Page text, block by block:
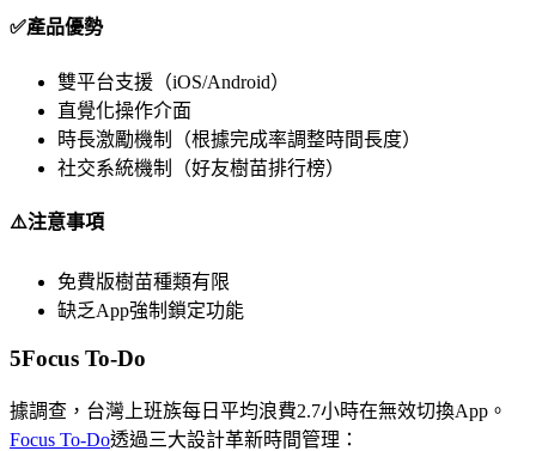
✅產品優勢
雙平台支援（iOS/Android）
直覺化操作介面
時長激勵機制（根據完成率調整時間長度）
社交系統機制（好友樹苗排行榜）
⚠️注意事項
免費版樹苗種類有限
缺乏App強制鎖定功能
5Focus To-Do
據調查，台灣上班族每日平均浪費2.7小時在無效切換App。
Focus To-Do透過三大設計革新時間管理：